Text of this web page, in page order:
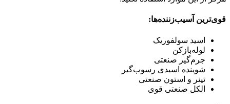
قوی‌ترین آسیب‌زننده‌ها:
اسید سولفوریک
لوله‌بازکن
جرم‌گیر صنعتی
شوینده اسیدی رسوب‌گیر
تینر و استون صنعتی
الکل صنعتی قوی